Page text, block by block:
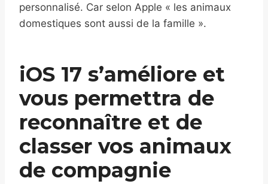
personnalisé. Car selon Apple « les animaux
domestiques sont aussi de la famille ».
iOS 17 s’améliore et
vous permettra de
reconnaître et de
classer vos animaux
de compagnie